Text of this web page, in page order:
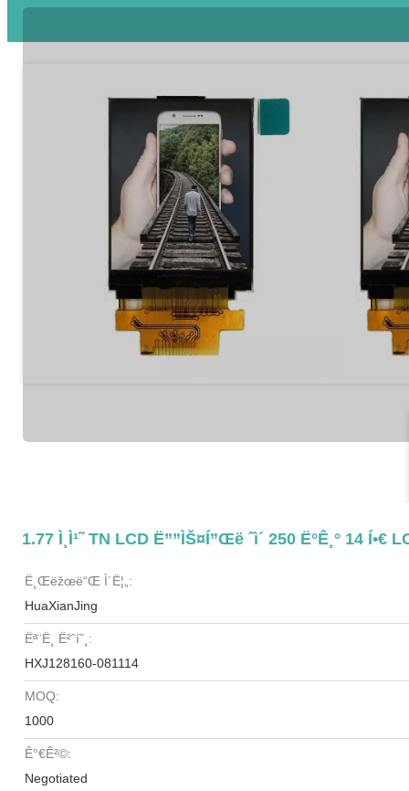
1.77 Ì¸ì¹˜ TN LCD Ë””ìŠ¤í”Œë ˆì´ 250 Ë°ê¸° 14 Í•€
Ë¸Œëžœë“œ Ì´ë¦„:
HuaXianJing
Ëª¨ë¸ Ë²ˆí˜¸:
HXJ128160-081114
MOQ:
1000
Ê°€ê²©:
Negotiated